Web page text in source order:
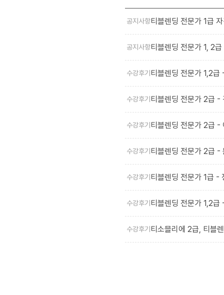
공지사항티블렌딩 전문가 1급
공지사항티블렌딩 전문가 1, 2
수강후기 티블렌딩 전문가 1,2
수강후기 티블렌딩 전문가 2급 -
수강후기 티블렌딩 전문가 2급 -
수강후기 티블렌딩 전문가 2급 -
수강후기 티블렌딩 전문가 1급 -
수강후기 티블렌딩 전문가 1,2
수강후기 티소믈리에 2급, 티블